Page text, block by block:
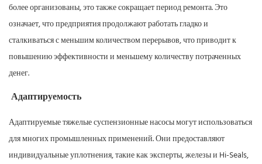
более организованы, это также сокращает период ремонта. Это
означает, что предприятия продолжают работать гладко и
сталкиваться с меньшим количеством перерывов, что приводит к
повышению эффективности и меньшему количеству потраченных
денег.
Адаптируемость
Адаптируемые тяжелые суспензионные насосы могут использоваться
для многих промышленных применений. Они предоставляют
индивидуальные уплотнения, такие как эксперты, железы и Hi-Seals,